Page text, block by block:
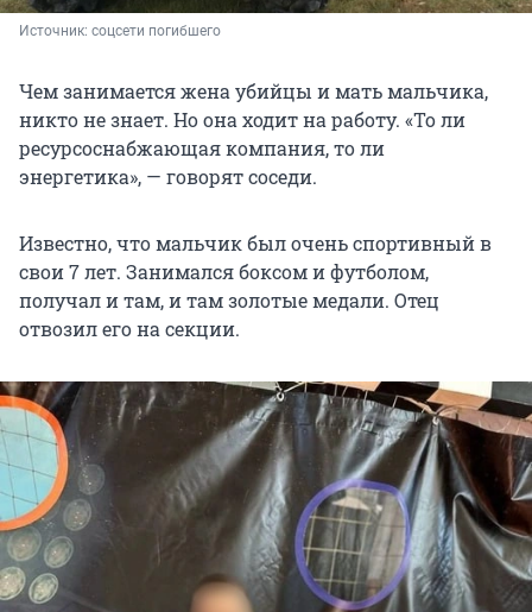
Источник: соцсети погибшего
Чем занимается жена убийцы и мать мальчика,
никто не знает. Но она ходит на работу. «То ли
ресурсоснабжающая компания, то ли
энергетика», — говорят соседи.
Известно, что мальчик был очень спортивный в
свои7 лет. Занимался боксом и футболом,
получал и там, и там золотые медали. Отец
отвозил его на секции.